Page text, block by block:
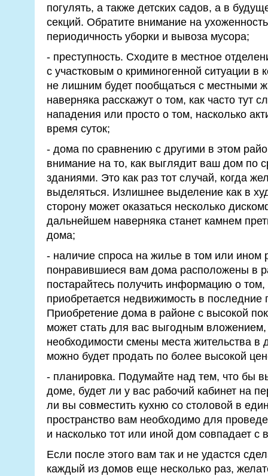
погулять, а также детских садов, а в
секций. Обратите внимание на
периодичность уборки и вывоза мусора;
- преступность. Сходите в местное
с участковым о криминогенной ситуации в
не лишним будет пообщаться с местными
наверняка расскажут о том, как часто тут
нападения или просто о том, насколько
время суток;
- дома по сравнению с другими в этом
внимание на то, как выглядит ваш дом по
зданиями. Это как раз тот случай, когда
выделяться. Излишнее выделение как в
сторону может оказаться несколько
дальнейшем наверняка станет камнем
дома;
- наличие спроса на жилье в том или ином
понравившиеся вам дома расположены в
постарайтесь получить информацию о том,
приобретается недвижимость в последние
Приобретение дома в районе с высокой
может стать для вас выгодным вложением,
необходимости смены места жительства в
можно будет продать по более высокой
- планировка. Подумайте над тем, что бы
доме, будет ли у вас рабочий кабинет на
ли вы совместить кухню со столовой в
пространство вам необходимо для
и насколько тот или иной дом совпадает
Если после этого вам так и не удастся
каждый из домов еще несколько раз,